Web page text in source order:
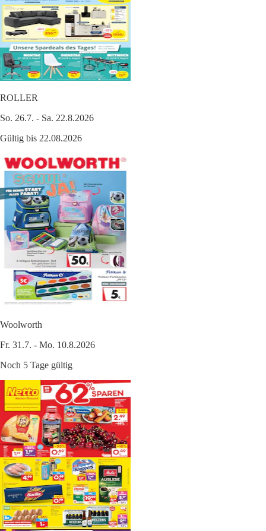
ROLLER
So. 26.7. - Sa. 22.8.2026
Gültig bis 22.08.2026
Woolworth
Fr. 31.7. - Mo. 10.8.2026
Noch 5 Tage gültig